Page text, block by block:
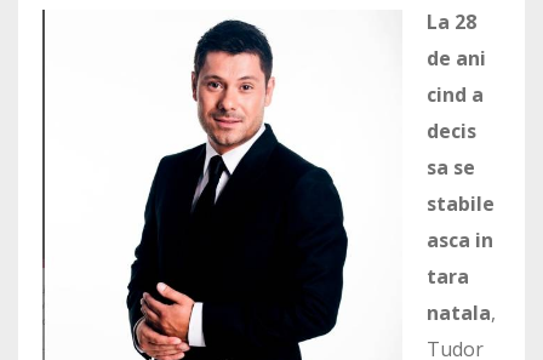
La 28
de ani
cind a
decis
sa se
stabile
asca in
tara
natala,
Tudor